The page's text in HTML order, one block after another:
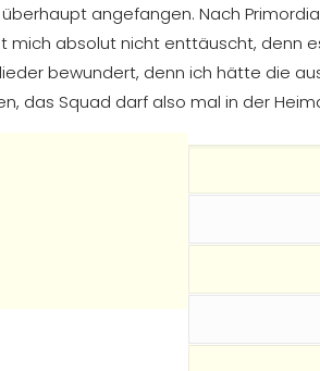
angefangen. Nach
mich absolut nicht enttäuscht,
bewundert, denn ich hätte die
das Squad darf also mal in der